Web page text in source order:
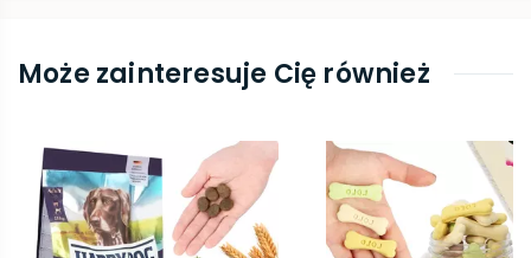
Może zainteresuje Cię również